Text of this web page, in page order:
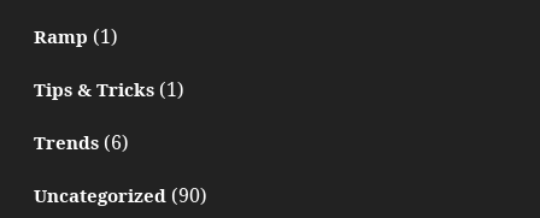
Ramp (1)
Tips & Tricks(1)
Trends(6)
Uncategorized(90)